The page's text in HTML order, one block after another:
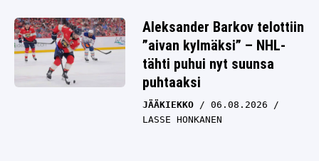
Aleksander Barkov telottiin
”aivan kylmäksi” – NHL-
tähti puhui nyt suunsa
puhtaaksi
JÄÄKIEKKO
06.08.2026
LASSE HONKANEN